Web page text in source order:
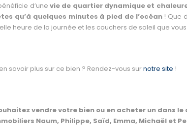
d’une vie de quartier dynamique et
qu’à quelques minutes à pied de l’océan ! Que
heure de la journée et les couchers de soleil que
savoir plus sur ce bien ? Rendez-vous surnotre site !
vendre votre bien ou en acheter un dans
Naum, Philippe, Saïd, Emma, Michaël et